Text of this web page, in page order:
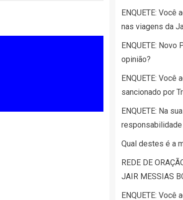
ENQUETE: Você
nas viagens da
ENQUETE: Novo
opinião?
ENQUETE: Você
sancionado por
ENQUETE: Na
Qual destes é a
REDE DE
JAIR MESSIAS
ENQUETE: Você